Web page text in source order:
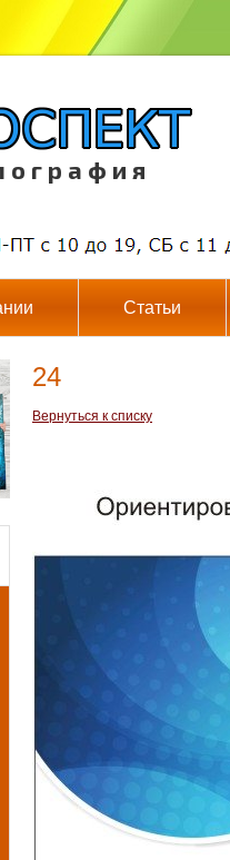
о г р а ф и я
Статьи
24
Вернуться к списку